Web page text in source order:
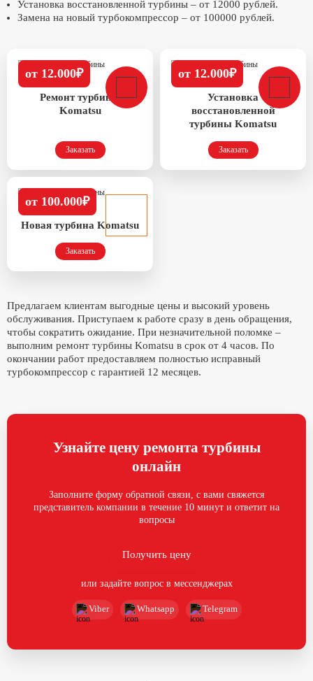
Установка восстановленной турбины – от 12000 рублей.
Замена на новый турбокомпрессор – от 100000 рублей.
от 12.000₽
Ремонт турбины
Komatsu
Заказать
от 12.000₽
Установка
восстановленной
турбины Komatsu
Заказать
от 100.000₽
Новая турбина Komatsu
Заказать
Предлагаем клиентам выгодные цены и высокий уровень
обслуживания. Приступаем к работе сразу в день обращения,
чтобы сократить ожидание. При незначительной поломке –
выполним ремонт турбины Komatsu в срок от 4 часов. По
окончании работ предоставляем полностью исправный
турбокомпрессор с гарантией 12 месяцев.
Узнайте цену ремонта турбины
онлайн
Заполните форму обратной связи, с вами свяжется
представитель компании в течение 10 минут и ответит на
вопросы
Получить цену
или задайте вопрос в мессенджерах
Viber Whatsapp Telegram